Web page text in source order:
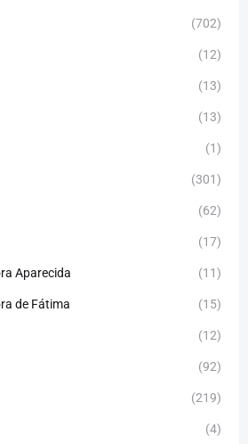
(702)
(12)
(13)
(13)
(1)
(301)
(62)
(17)
Aparecida (11)
de Fátima (15)
(12)
(92)
(219)
(4)